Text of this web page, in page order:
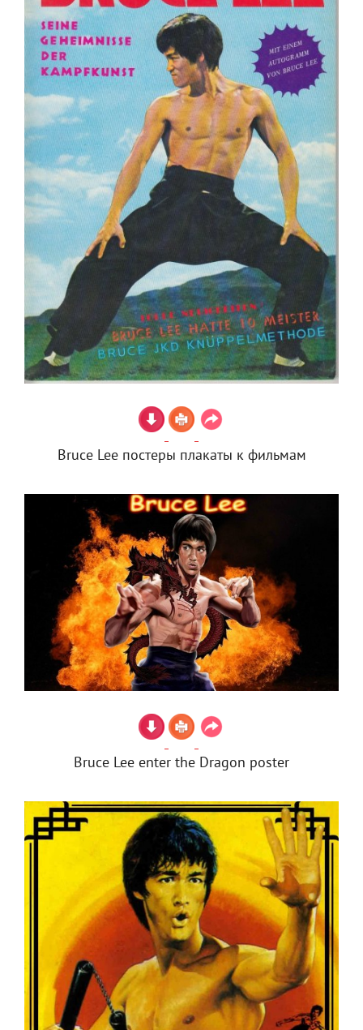
Bruce Lee постеры плакаты к фильмам
Bruce Lee enter the Dragon poster